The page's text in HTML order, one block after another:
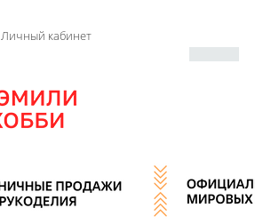
Личный кабинет